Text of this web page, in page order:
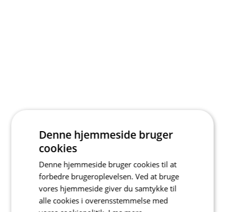
Denne hjemmeside bruger
cookies
Denne hjemmeside bruger cookies til at
forbedre brugeroplevelsen. Ved at bruge
vores hjemmeside giver du samtykke til
alle cookies i overensstemmelse med